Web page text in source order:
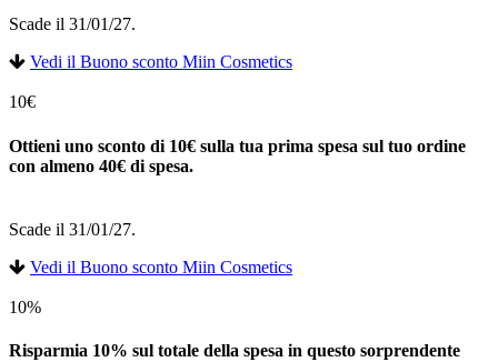
Scade il 31/01/27.
Vedi il Buono sconto Miin Cosmetics
10€
Ottieni uno sconto di 10€ sulla tua prima spesa sul tuo ordine
con almeno 40€ di spesa.
Scade il 31/01/27.
Vedi il Buono sconto Miin Cosmetics
10%
Risparmia 10% sul totale della spesa in questo sorprendente